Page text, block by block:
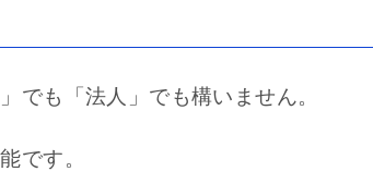
でも「法人」でも構いません。
です。